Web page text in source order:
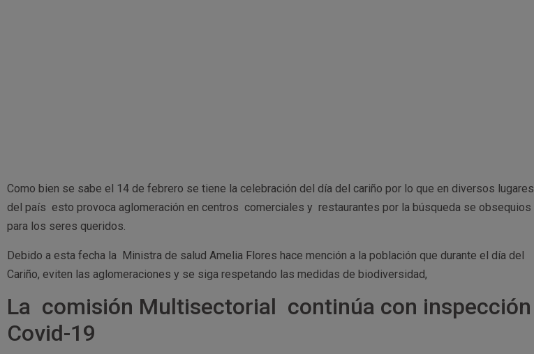
Como bien se sabe el 14 de febrero se tiene la celebración del día del cariño por lo que en diversos lugares
del país esto provoca aglomeración en centros comerciales y restaurantes por la búsqueda se obsequios
para los seres queridos.
Debido a esta fecha la Ministra de salud Amelia Flores hace mención a la población que durante el día del
Cariño, eviten las aglomeraciones y se siga respetando las medidas de biodiversidad,
La comisión Multisectorial continúa con inspección
Covid-19